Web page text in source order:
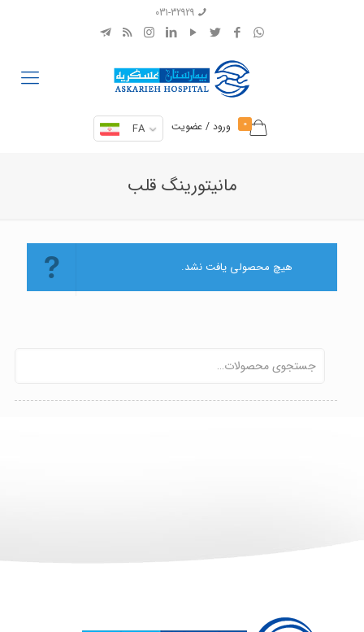
031-32929
0 ورود / عضویت FA
مانیتورینگ قلب
هیچ محصولی یافت نشد.